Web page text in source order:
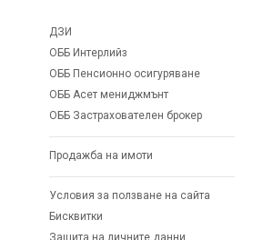
ДЗИ
ОББ Интерлийз
ОББ Пенсионно осигуряване
ОББ Асет мениджмънт
ОББ Застрахователен брокер
Продажба на имоти
Условия за ползване на сайта
Бисквитки
Защита на личните данни